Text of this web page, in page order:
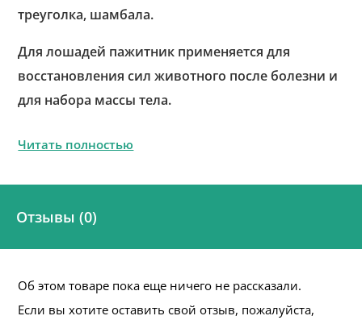
треуголка, шамбала.
Для лошадей пажитник применяется для
восстановления сил животного после болезни и
для набора массы тела.
Читать полностью
Отзывы (0)
Об этом товаре пока еще ничего не рассказали.
Если вы хотите оставить свой отзыв, пожалуйста,